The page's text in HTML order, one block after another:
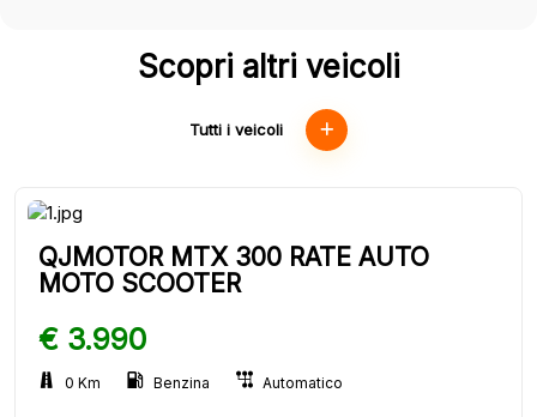
Scopri altri veicoli
Tutti i veicoli
QJMOTOR MTX 300 RATE AUTO
MOTO SCOOTER
€ 3.990
0 Km Benzina Automatico